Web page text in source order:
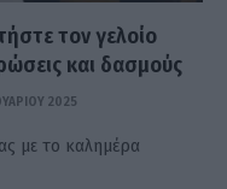
τον γελοίο
και δασμούς
2025
με το καλημέρα